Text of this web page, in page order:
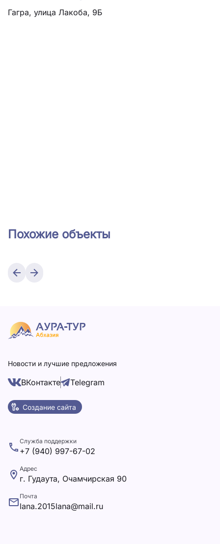
Гагра, улица Лакоба, 9Б
Похожие объекты
Новости и лучшие предложения
ВКонтакте Telegram
Создание сайта
Служба поддержки
+7 (940) 997-67-02
Адрес
г. Гудаута, Очамчирская 90
Почта
lana.2015lana@mail.ru